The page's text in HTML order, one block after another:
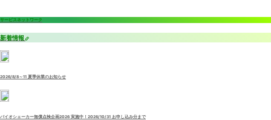
サービスネットワーク
新着情報
2026/8/8～11 夏季休業のお知らせ
バイオシェーカー無償点検企画2026 実施中！2026/10/31 お申し込み分まで